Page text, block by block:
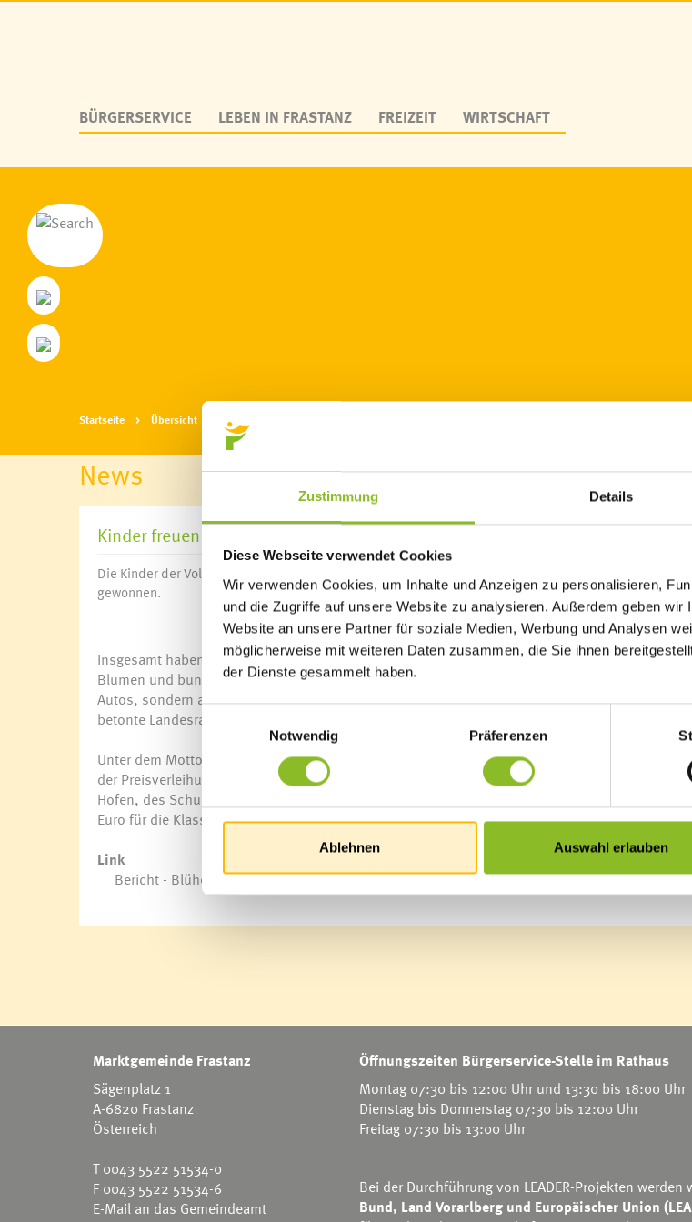
Zustimmung Details
Diese Webseite verwendet Cookies
Wir verwenden Cookies, um Inhalte und Anzeigen zu personalisieren,
und die Zugriffe auf unsere Website zu analysieren. Außerdem geben
Website an unsere Partner für soziale Medien, Werbung und Analysen
möglicherweise mit weiteren Daten zusammen, die Sie ihnen
der Dienste gesammelt haben.
Einwilligungsauswahl
Notwendig
Präferenzen
Ablehnen Auswahl erlauben
BÜRGERSERVICE LEBEN IN FRASTANZ FREIZEIT WIRTSCHAFT
Startseite Übersicht News
News
Kinder freuen sich über Blumenpokal
Die Kinder der Volksschule und des Kindergartens Hofen haben einen Preis im Rahmen der Aktion
gewonnen.
Insgesamt haben 22 Bildungseinrichtungen beim diesjährigen Malwettbewerb „Blühende
Blumen und bunten Mandalas zeigen nun auch viele Tierbilder, dass der Straßenraum nicht nur
Autos, sondern auch Bewegungsraum und Schulweg für Kinder ist. „Das erhöht die Sicherheit
betonte Landesrat Johannes Rauch bei der der Preisverleihung am 21. Juni 2018 in Frastanz.
Unter dem Motto „Kinder, lasst die Straßen blühen“ wurden die grauen Straßen mit bunten
der Preisverleihung im Adalbert-Welte-Saal durften die Kinder der Volksschule (VS) und des
Hofen, des Schulzentrums Montafon / VS Vandans und der Schule Langenegg je einen bunten
Euro für die Klassenkassa von Mobilitätslandesrat Rauch entgegennehmen.
Link
Bericht - Blühende Straßen
Marktgemeinde Frastanz
Sägenplatz 1
A-6820 Frastanz
Österreich
T0043 5522 51534-0
F 0043 5522 51534-6
E-Mail an das Gemeindeamt
Öffnungszeiten Bürgerservice-Stelle im Rathaus
Montag 07:30 bis 12:00 Uhr und 13:30 bis 18:00 Uhr
Dienstag bis Donnerstag 07:30 bis 12:00 Uhr
Freitag 07:30 bis 13:00 Uhr
Bei der Durchführung von LEADER-Projekten
Bund, Land Vorarlberg und Europäischer Union